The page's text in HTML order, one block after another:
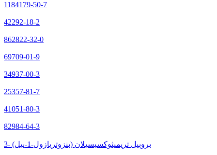
1184179-50-7
42292-18-2
862822-32-0
69709-01-9
34937-00-3
25357-81-7
41051-80-3
82984-64-3
3- (بنزوتريازول-1-ييل) بروبيل تريميثوكسيسيلان